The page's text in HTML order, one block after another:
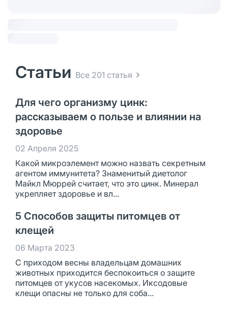
Статьи Все 201 статья
Для чего организму цинк:
рассказываем о пользе и влиянии на
здоровье
02 Апреля 2025
Какой микроэлемент можно назвать секретным
агентом иммунитета? Знаменитый диетолог
Майкл Мюррей считает, что это цинк. Минерал
укрепляет здоровье и вл...
5 Способов защиты питомцев от
клещей
06 Марта 2023
С приходом весны владельцам домашних
животных приходится беспокоиться о защите
питомцев от укусов насекомых. Иксодовые
клещи опасны не только для соба...